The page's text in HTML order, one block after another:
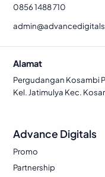
0856 1488 710
Alamat
Pergudangan Kosambi
Kel. Jatimulya Kec.
Advance Digitals
Promo
Partnership